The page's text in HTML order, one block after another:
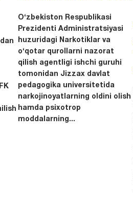
O‘zbekiston Respublikasi
Prezidenti Administratsiyasi
huzuridagi Narkotiklar va
o‘qotar qurollarni nazorat
qilish agentligi ishchi guruhi
tomonidan Jizzax davlat
pedagogika universitetida
narkojinoyatlarning oldini olish
hamda psixotrop
moddalarning...